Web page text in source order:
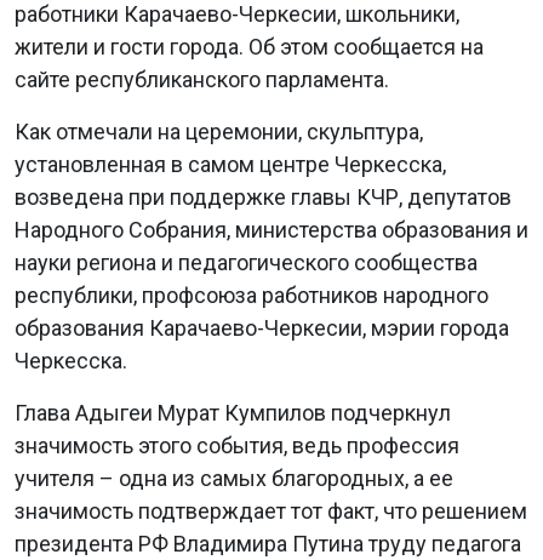
работники Карачаево-Черкесии, школьники,
жители и гости города. Об этом сообщается на
сайте республиканского парламента.
Как отмечали на церемонии, скульптура,
установленная в самом центре Черкесска,
возведена при поддержке главы КЧР, депутатов
Народного Собрания, министерства образования и
науки региона и педагогического сообщества
республики, профсоюза работников народного
образования Карачаево-Черкесии, мэрии города
Черкесска.
Глава Адыгеи Мурат Кумпилов подчеркнул
значимость этого события, ведь профессия
учителя – одна из самых благородных, а ее
значимость подтверждает тот факт, что решением
президента РФ Владимира Путина труду педагога